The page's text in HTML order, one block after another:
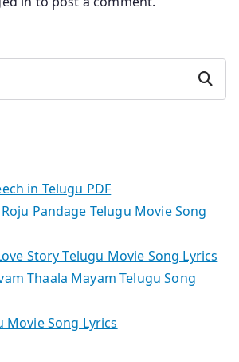
Search
in Telugu PDF
Pandage Telugu Movie Song
Story Telugu Movie Song Lyrics
Thaala Mayam Telugu Song
Movie Song Lyrics